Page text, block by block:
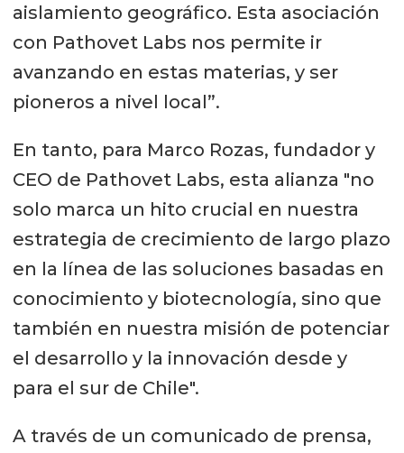
aislamiento geográfico. Esta asociación
con Pathovet Labs nos permite ir
avanzando en estas materias, y ser
pioneros a nivel local”.
En tanto, para Marco Rozas, fundador y
CEO de Pathovet Labs, esta alianza "no
solo marca un hito crucial en nuestra
estrategia de crecimiento de largo plazo
en la línea de las soluciones basadas en
conocimiento y biotecnología, sino que
también en nuestra misión de potenciar
el desarrollo y la innovación desde y
para el sur de Chile".
A través de un comunicado de prensa,